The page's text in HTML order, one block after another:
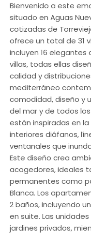
Bienvenido a este
situado en Aguas
cotizadas de
ofrece un total de 31
incluyen 16
villas, todas ellas
calidad y
mediterráneo
comodidad, diseño y
del mar y de todos
están inspiradas en
interiores diáfanos,
ventanales que
Este diseño crea
acogedores, ideales
permanentes como
Blanca. Los
2 baños, incluyendo
en suite. Las
jardines privados,